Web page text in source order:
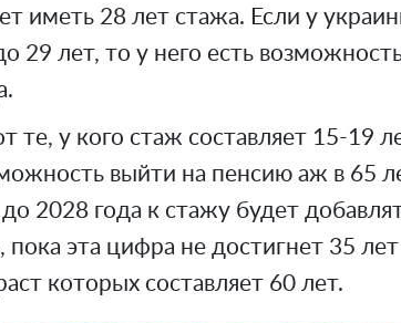
иметь 28 лет стажа. Если у
29 лет, то у него есть
те, у кого стаж составляет 15-19
выйти на пенсию аж в 65
2028 года к стажу будет
пока эта цифра не достигнет 35
которых составляет 60 лет.